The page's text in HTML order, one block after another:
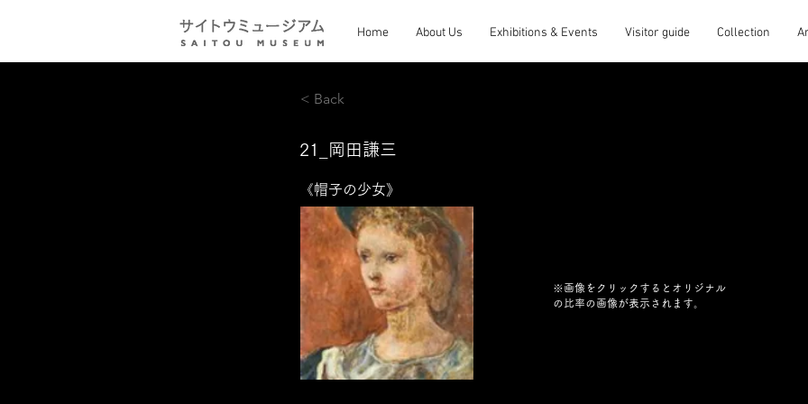
Home About Us Exhibitions & Events Visitor guide Collection
< Back
21_岡田謙三
《帽子の少女》
※画像をクリックするとオリジナル
の比率の画像が表示されます。